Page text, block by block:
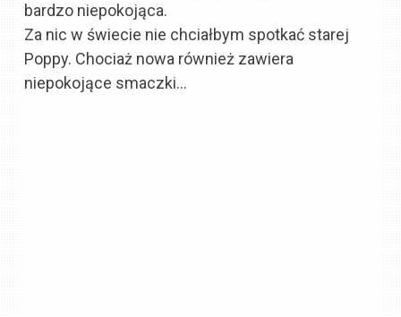
bardzo niepokojąca.
Za nic w świecie nie chciałbym spotkać starej
Poppy. Chociaż nowa również zawiera
niepokojące smaczki…